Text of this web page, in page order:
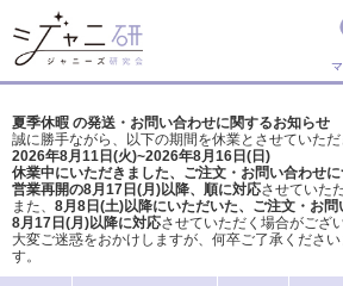
夏季休暇 の発送・お問い合わせに関するお知らせ
誠に勝手ながら、以下の期間を休業とさせていただ
2026年8月11日(火)~2026年8月16日(日)
休業中にいただきました、ご注文・お問い合わせに
営業再開の8月17日(月)以降、順に対応させていた
また、 8月8日(土)以降にいただいた、ご注文・ お問
8月17日(月)以降に対応させていただく場合がござ
大変ご迷惑をおかけしますが、 何卒ご了承くださ
す。